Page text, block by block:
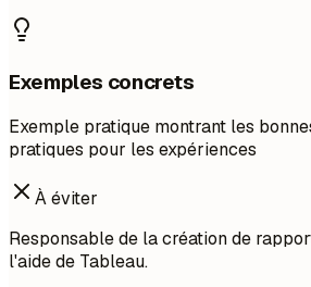
Exemples concrets
Exemple pratique montrant les
pratiques pour les expériences
À éviter
Responsable de la création de
l'aide de Tableau.